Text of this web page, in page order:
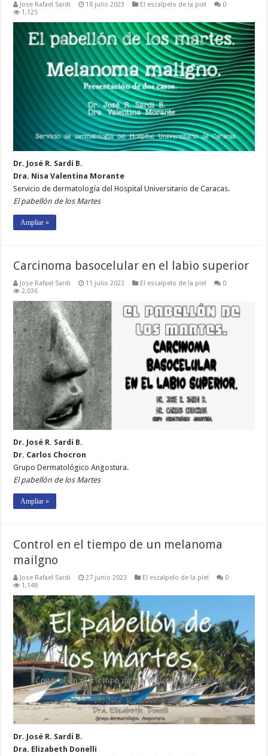
Jose Rafael Sardi 18 julio 2023 El escalpelo de la piel
0
1,125
Dr. José R. Sardi B.
Dra. Nisa Valentina Morante
Servicio de dermatología del Hospital Universitario de Caracas.
El pabellón de los Martes
Ampliar »
Carcinoma basocelular en el labio superior
Jose Rafael Sardi 11 julio 2023 El escalpelo de la piel
0
2,036
Dr. José R. Sardi B.
Dr. Carlos Chocron
Grupo Dermatológico Angostura.
El pabellón de los Martes
Ampliar »
Control en el tiempo de un melanoma
mailgno
Jose Rafael Sardi 27 junio 2023 El escalpelo de la piel
0
1,148
Dr. José R. Sardi B.
Dra. Elizabeth Donelli